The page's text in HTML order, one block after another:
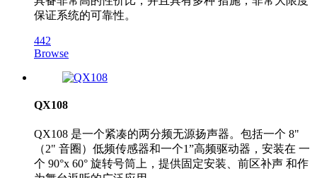
保证系统的可靠性。
442
Browse
QX108
QX108 是一个紧凑的两分频无源扬声器。包括一个 8"
（2" 音圈）低频传感器和一个1”高频驱动器，安装在 一
个 90°x 60° 旋转号筒上，提供固定安装、前区补声 和作